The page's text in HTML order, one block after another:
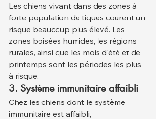
Les chiens vivant dans des zones à
forte population de tiques courent un
risque beaucoup plus élevé. Les
zones boisées humides, les régions
rurales, ainsi que les mois d'été et de
printemps sont les périodes les plus
à risque.
3. Système immunitaire affaibli
Chez les chiens dont le système
immunitaire est affaibli,